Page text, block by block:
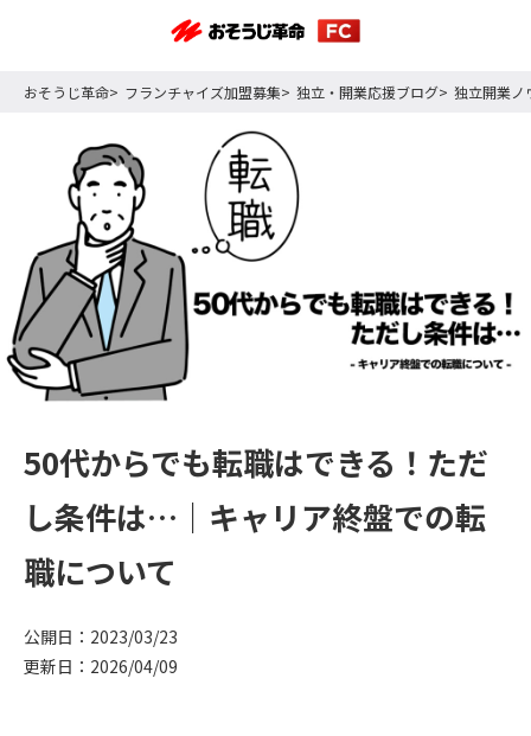
おそうじ革命 フランチャイズ加盟募集 独立・開業応援ブログ 独立開業ノ
50代からでも転職はできる！ただ
し条件は…｜キャリア終盤での転
職について
公開日：2023/03/23
更新日：2026/04/09